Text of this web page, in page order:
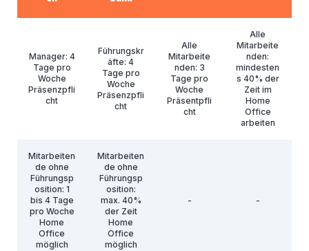
Manager: 4
Tage pro
Woche
Präsenzpfli
cht
Führungskr
äfte: 4
Tage pro
Woche
Präsenzpfli
cht
Alle
Mitarbeite
nden: 3
Tage pro
Woche
Präsentpfli
cht
Alle
Mitarbeite
nden:
mindesten
s 40% der
Zeit im
Home
Office
arbeiten
Mitarbeiten
de ohne
Führungsp
osition: 1
bis 4 Tage
pro Woche
Home
Office
möglich
Mitarbeiten
de ohne
Führungsp
osition:
max. 40%
der Zeit
Home
Office
möglich
- -